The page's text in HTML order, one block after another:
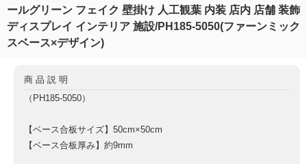
ールグリーン フェイク 壁掛け 人工観葉 内装 店内 店舗 装飾
ディスプレイ インテリア 施設/PH185-5050(ファーンミック
スベース×デザイン)
商品説明
（PH185-5050）
【ベース合板サイズ】50cm×50cm
【ベース合板厚み】約9mm